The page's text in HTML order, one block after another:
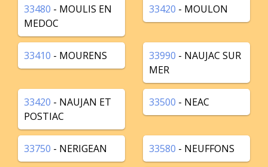
33480 - MOULIS EN
MEDOC
33420 - MOULON
33410 - MOURENS 33990 - NAUJAC SUR
MER
33420 - NAUJAN ET
POSTIAC
33500 - NEAC
33750 - NERIGEAN 33580 - NEUFFONS